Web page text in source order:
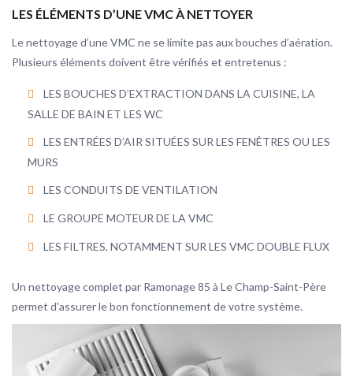
LES ÉLÉMENTS D’UNE VMC À NETTOYER
Le nettoyage d’une VMC ne se limite pas aux bouches d’aération.
Plusieurs éléments doivent être vérifiés et entretenus :
LES BOUCHES D’EXTRACTION DANS LA CUISINE, LA
SALLE DE BAIN ET LES WC
LES ENTRÉES D’AIR SITUÉES SUR LES FENÊTRES OU LES
MURS
LES CONDUITS DE VENTILATION
LE GROUPE MOTEUR DE LA VMC
LES FILTRES, NOTAMMENT SUR LES VMC DOUBLE FLUX
Un nettoyage complet par Ramonage 85 à Le Champ-Saint-Père
permet d'assurer le bon fonctionnement de votre système.